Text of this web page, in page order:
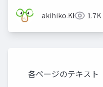
akihiko.KIgure1.7K
各ページのテキスト